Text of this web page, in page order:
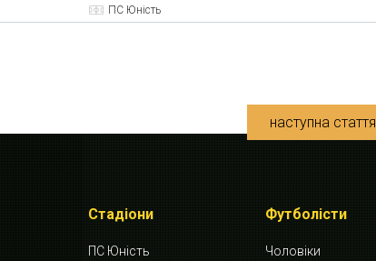
ПС Юність
наступна стаття
Стадіони
ПС Юність
Футболісти
Чоловіки